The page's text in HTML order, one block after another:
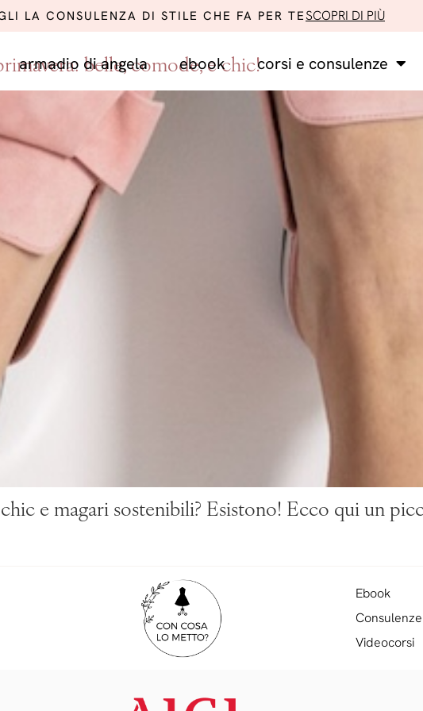
LA CONSULENZA DI STILE CHE FA PER TESCOPRI DI PIÙ
armadio di angela ebook corsi e consulenze
belle, comode, e chic!
e magari sostenibili? Esistono! Ecco qui un
Ebook
Videocorsi